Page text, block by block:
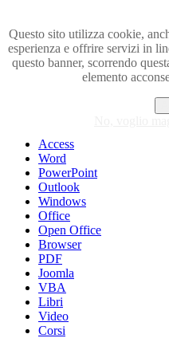
Questo sito utilizza cookie,
esperienza e offrire servizi in
questo banner, scorrendo
elemento
Visita i forum di SOS-OFFICE
Access
Word
PowerPoint
Outlook
Windows
Office
Open Office
Browser
PDF
Joomla
VBA
Libri
Video
Corsi